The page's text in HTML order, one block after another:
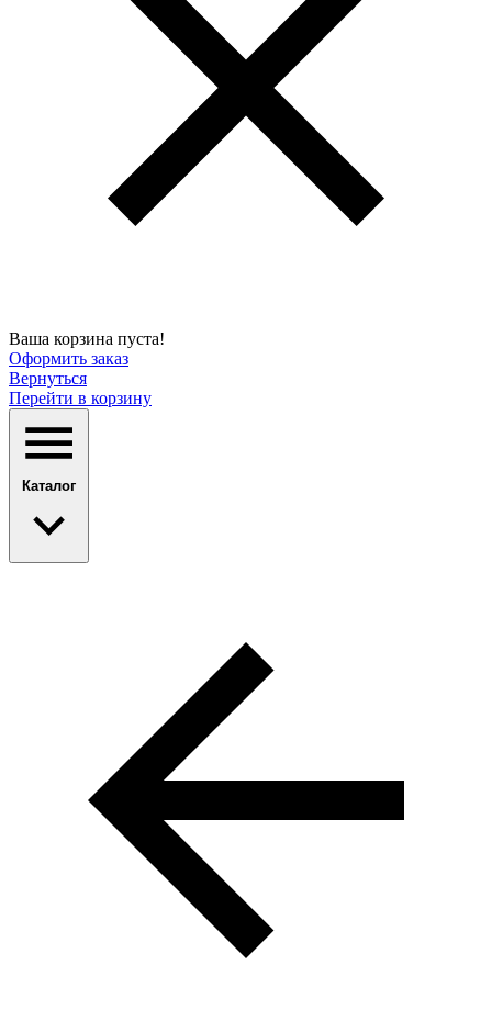
Ваша корзина пуста!
Оформить заказ
Вернуться
Перейти в корзину
Каталог